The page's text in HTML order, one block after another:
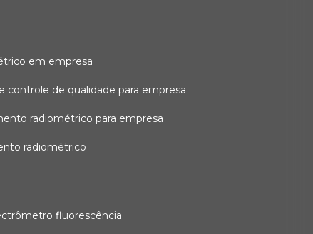
em empresa
controle de qualidade para empresa
radiométrico para empresa
radiométrico
fluorescência